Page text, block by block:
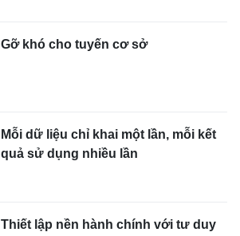
Gỡ khó cho tuyến cơ sở
Mỗi dữ liệu chỉ khai một lần, mỗi kết
quả sử dụng nhiều lần
Thiết lập nền hành chính với tư duy